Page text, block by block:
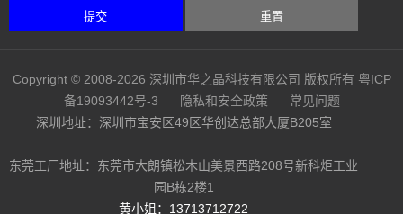
提交 重置
Copyright © 2008-2026 深圳市华之晶科技有限公司 版权所有 粤ICP
备19093442号-3
隐私和安全政策
常见问题
深圳地址：深圳市宝安区49区华创达总部大厦B205室
东莞工厂地址：东莞市大朗镇松木山美景西路208号新科炬工业
园B栋2楼1
黄小姐：13713712722